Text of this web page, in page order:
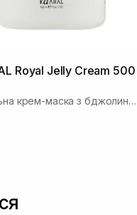
Royal Jelly Cream 500
Живильна крем-маска з бджолино маточним молочком